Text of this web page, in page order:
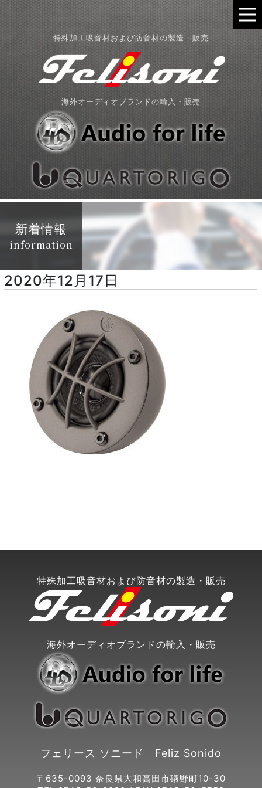
特殊加工吸音材および防音材の製造・販売
海外オーディオブランドの輸入・販売
新着情報
- information -
2020年12月17日
特殊加工吸音材および防音材の製造・販売
海外オーディオブランドの輸入・販売
フェリース ソニード Feliz Sonido
〒635-0093 奈良県大和高田市礒野町10-30